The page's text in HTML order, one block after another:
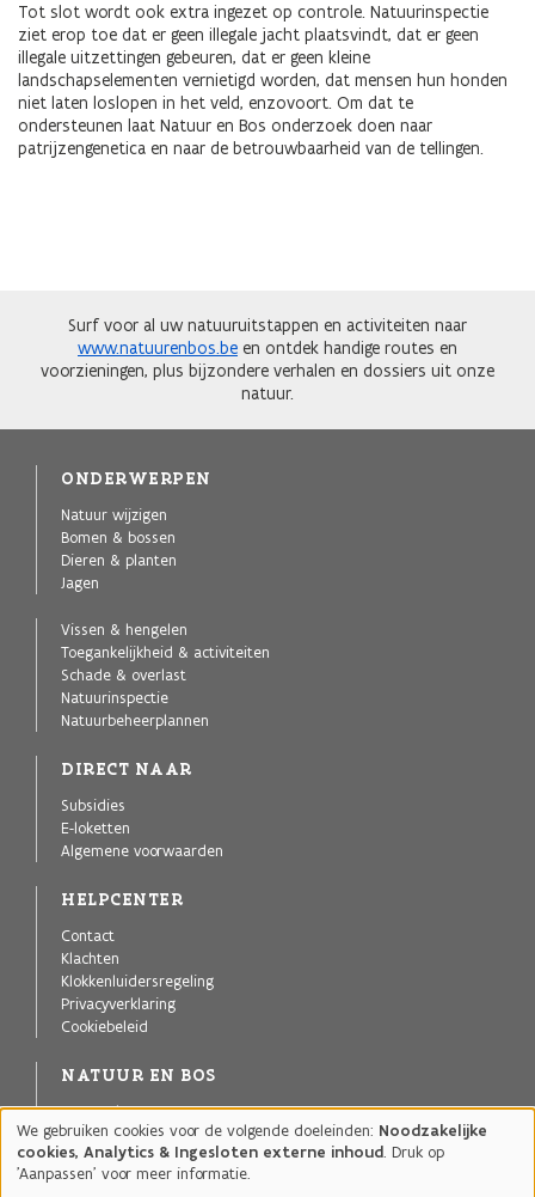
Tot slot wordt ook extra ingezet op controle. Natuurinspectie
ziet erop toe dat er geen illegale jacht plaatsvindt, dat er geen
illegale uitzettingen gebeuren, dat er geen kleine
landschapselementen vernietigd worden, dat mensen hun honden
niet laten loslopen in het veld, enzovoort. Om dat te
ondersteunen laat Natuur en Bos onderzoek doen naar
patrijzengenetica en naar de betrouwbaarheid van de tellingen.
Surf voor al uw natuuruitstappen en activiteiten naar
www.natuurenbos.be en ontdek handige routes en
voorzieningen, plus bijzondere verhalen en dossiers uit onze
natuur.
ONDERWERPEN
Natuur wijzigen
Bomen & bossen
Dieren & planten
Jagen
Vissen & hengelen
Toegankelijkheid & activiteiten
Schade & overlast
Natuurinspectie
Natuurbeheerplannen
DIRECT NAAR
Subsidies
E-loketten
Algemene voorwaarden
HELPCENTER
Contact
Klachten
Klokkenluidersregeling
Privacyverklaring
Cookiebeleid
NATUUR EN BOS
Agentschap voor Natuur en Bos
Publicaties
Projecten
Natuurgebieden
Gebruik
van
persoonsgegevens
We gebruiken cookies voor de volgende doeleinden: Noodzakelijke
cookies, Analytics & Ingesloten externe inhoud. Druk op
'Aanpassen' voor meer informatie.